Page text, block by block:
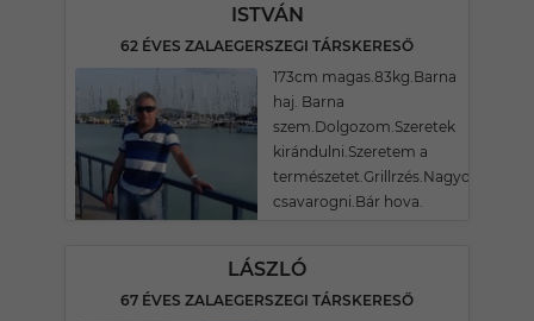
ISTVÁN
62 ÉVES ZALAEGERSZEGI TÁRSKERESŐ
173cm magas.83kg.Barna
haj. Barna
szem.Dolgozom.Szeretek
kirándulni.Szeretem a
természetet.Grillrzés.Nagyokat
csavarogni.Bár hova.
LÁSZLÓ
67 ÉVES ZALAEGERSZEGI TÁRSKERESŐ